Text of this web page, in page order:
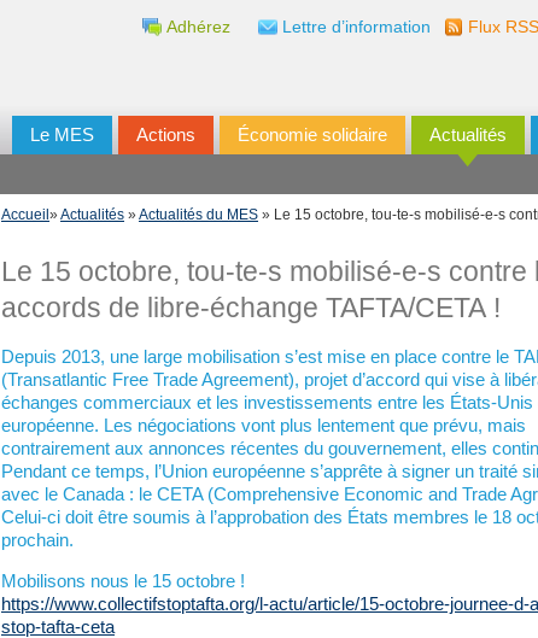
Le MES Actions Économie solidaire Actualités
Lettre d’information
Adhérez Flux RSS
Accueil »Actualités »Actualités du MES » Le 15 octobre, tou-te-s mobilisé-e-s
Le 15 octobre, tou-te-s mobilisé-e-s contre
accords de libre-échange TAFTA/CETA !
Depuis 2013, une large mobilisation s’est mise en place contre le
(Transatlantic Free Trade Agreement), projet d’accord qui vise à
échanges commerciaux et les investissements entre les États-Unis
européenne. Les négociations vont plus lentement que prévu, mais
contrairement aux annonces récentes du gouvernement, elles
Pendant ce temps, l’Union européenne s’apprête à signer un traité
avec le Canada : le CETA (Comprehensive Economic and Trade
Celui-ci doit être soumis à l’approbation des États membres le 18
prochain.
Mobilisons nous le 15 octobre !
https://www.collectifstoptafta.org/l-actu/article/15-octobre-journee-d-
stop-tafta-ceta